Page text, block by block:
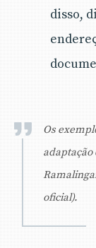
disso,
Os
adaptação
oficial).